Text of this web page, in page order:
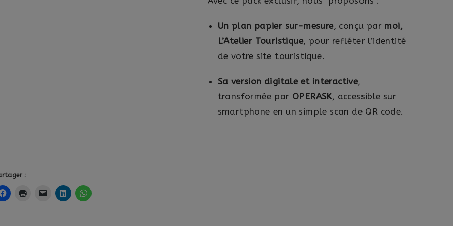
Un plan papier sur-mesure, conçu par moi,
L’Atelier Touristique, pour refléter l’identité
de votre site touristique.
Sa version digitale et interactive,
transformée par OPERASK, accessible sur
smartphone en un simple scan de QR code.
:
L’Atelier Touristique x OPERASK – un partenariat exclusif au